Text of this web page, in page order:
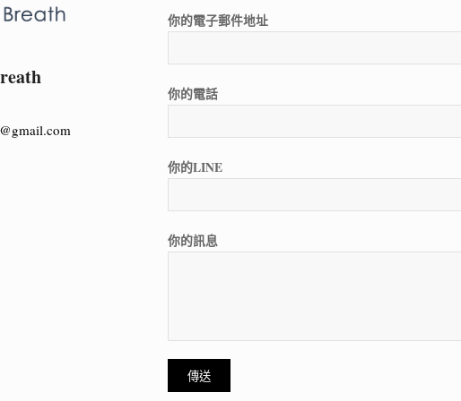
你的電子郵件地址
你的電話
你的LINE
你的訊息